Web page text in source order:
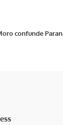
confunde